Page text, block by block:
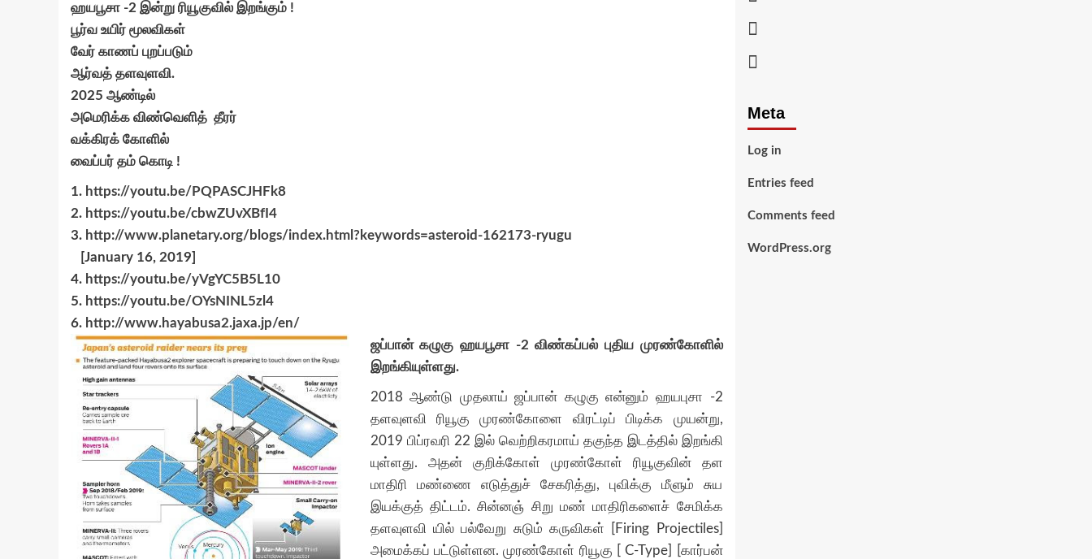
ஹயபூசா -2 இன்று ரியூகுவில் இறங்கும் !
பூர்வ உயிர் மூலவிகள்
வேர் காணப் புறப்படும்
ஆர்வத் தளவுளவி.
2025 ஆண்டில்
அமெரிக்க விண்வெளித் தீரர்
வக்கிரக் கோளில்
வைப்பர் தம் கொடி !
1. https://youtu.be/PQPASCJHFk8
2. https://youtu.be/cbwZUvXBfI4
3. http://www.planetary.org/blogs/index.html?keywords=asteroid-162173-ryugu
[January 16, 2019]
4. https://youtu.be/yVgYC5B5L10
5. https://youtu.be/OYsNINL5zl4
6. http://www.hayabusa2.jaxa.jp/en/
ஜப்பான் கழுகு ஹயபூசா -2 விண்கப்பல் புதிய முரண்கோளில்
இறங்கியுள்ளது.
2018 ஆண்டு முதலாய் ஜப்பான் கழுகு என்னும் ஹயபுசா -2
தளவுளவி ரியூகு முரண்கோளை விரட்டிப் பிடிக்க முயன்று,
2019 பிப்ரவரி 22 இல் வெற்றிகரமாய் தகுந்த இடத்தில் இறங்கி
யுள்ளது. அதன் குறிக்கோள் முரண்கோள் ரியூகுவின் தள
மாதிரி மண்ணை எடுத்துச் சேகரித்து, புவிக்கு மீளும் சுய
இயக்குத் திட்டம். சின்னஞ் சிறு மண் மாதிரிகளைச் சேமிக்க
தளவுளவி யில் பல்வேறு சுடும் கருவிகள் [Firing Projectiles]
அமைக்கப் பட்டுள்ளன. முரண்கோள் ரியூகு [ C-Type] [கார்பன்
Meta
Log in
Entries feed
Comments feed
WordPress.org